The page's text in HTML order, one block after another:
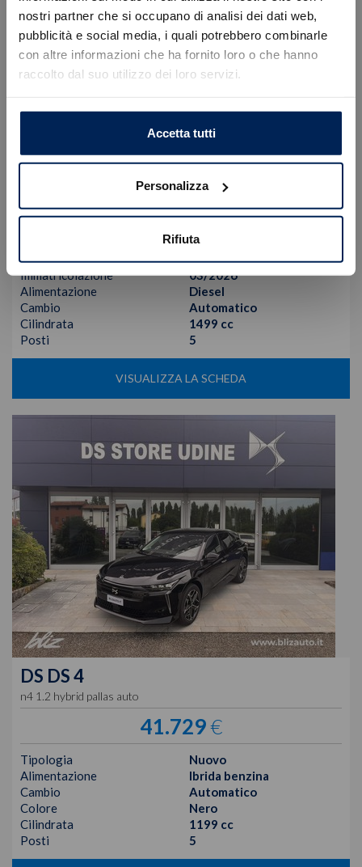
nostri partner che si occupano di analisi dei dati web,
pubblicità e social media, i quali potrebbero combinarle
con altre informazioni che ha fornito loro o che hanno
raccolto dal suo utilizzo dei loro servizi.
Accetta tutti
Personalizza
Rifiuta
33.900€
Tipologia
Km0
Immatricolazione
03/2026
Alimentazione
Diesel
Cambio
Automatico
Cilindrata
1499 cc
Posti
5
VISUALIZZA LA SCHEDA
DS DS 4
n4 1.2 hybrid pallas auto
41.729€
Tipologia
Nuovo
Alimentazione
Ibrida benzina
Cambio
Automatico
Colore
Nero
Cilindrata
1199 cc
Posti
5
Errore
Caricamento veicoli non riuscito